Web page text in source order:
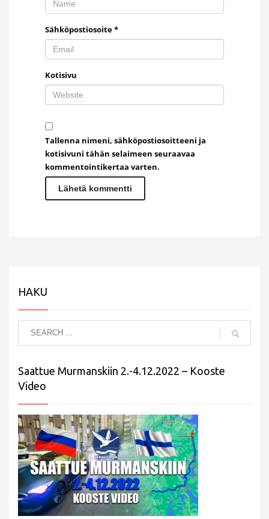
Sähköpostiosoite*
Kotisivu
Tallenna nimeni, sähköpostiosoitteeni ja
kotisivuni tähän selaimeen seuraavaa
kommentointikertaa varten.
HAKU
Saattue Murmanskiin 2.-4.12.2022 – Kooste
Video